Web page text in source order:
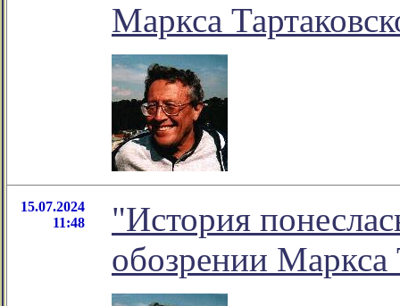
Маркса
15.07.2024
11:48
"История
обозрении Маркса